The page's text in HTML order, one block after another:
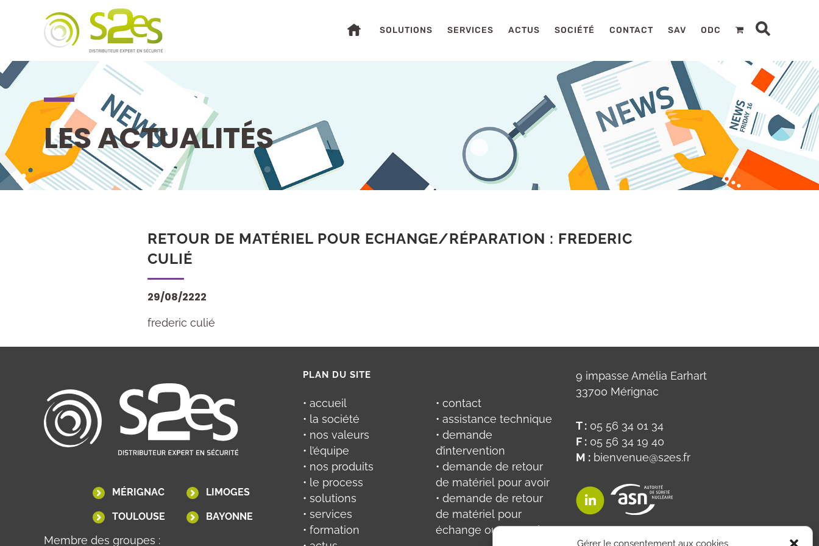
Gérer le consentement aux cookies
SOLUTIONS SERVICES ACTUS SOCIÉTÉ CONTACT SAV ODC
LES ACTUALITÉS
RETOUR DE MATÉRIEL POUR ECHANGE/RÉPARATION : FREDERIC
CULIÉ
29/08/2222
frederic culié
MÉRIGNAC LIMOGES
TOULOUSE BAYONNE
Membre des groupes :
PLAN DU SITE
• accueil
• la société
• nos valeurs
• l’équipe
• nos produits
• le process
• solutions
• services
• formation
• contact
• assistance technique
• demande
d’intervention
• demande de retour
de matériel pour avoir
• demande de retour
de matériel pour
échange ou réparation
9 impasse Amélia Earhart
33700 Mérignac
T : 05 56 34 01 34
F : 05 56 34 19 40
M :bienvenue@s2es.fr